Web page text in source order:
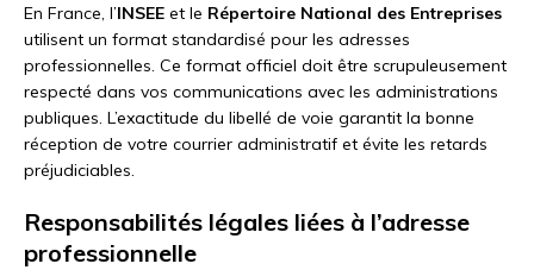
En France, l’INSEE et le Répertoire National des Entreprises
utilisent un format standardisé pour les adresses
professionnelles. Ce format officiel doit être scrupuleusement
respecté dans vos communications avec les administrations
publiques. L’exactitude du libellé de voie garantit la bonne
réception de votre courrier administratif et évite les retards
préjudiciables.
Responsabilités légales liées à l’adresse
professionnelle